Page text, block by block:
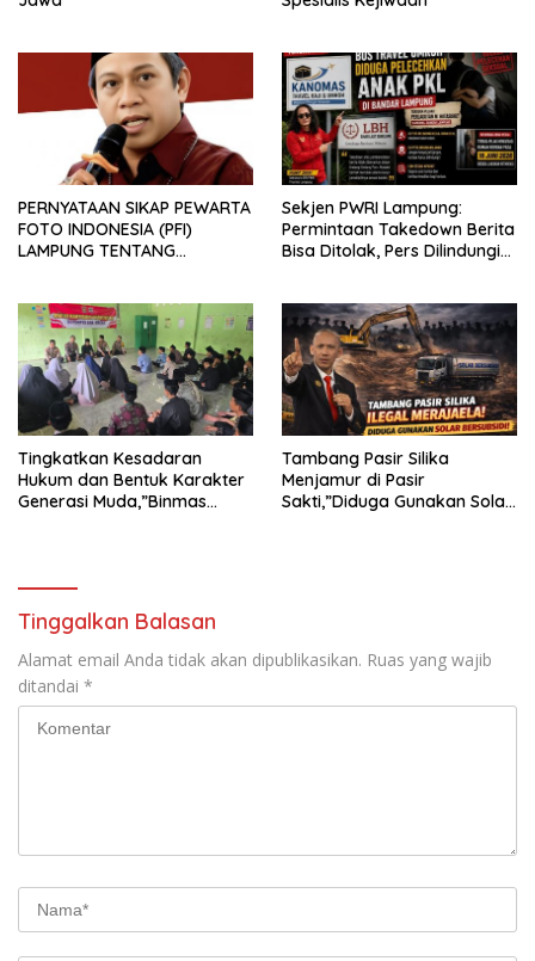
PERNYATAAN SIKAP PEWARTA
FOTO INDONESIA (PFI)
LAMPUNG TENTANG
TERHADAP JURNALIS DI
PENGADILAN NEGERI
TANJUNG KARANG.
Sekjen PWRI Lampung:
Permintaan Takedown Berita
Bisa Ditolak, Pers Dilindungi
Tingkatkan Kesadaran
Hukum dan Bentuk Karakter
Generasi Muda,”Binmas
Tambang Pasir Silika
Menjamur di Pasir
Sakti,”Diduga Gunakan Solar
Tinggalkan Balasan
Alamat email Anda tidak akan dipublikasikan. Ruas yang wajib
ditandai *